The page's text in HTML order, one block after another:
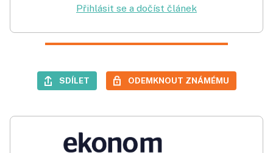
Přihlásit se a dočíst článek
SDÍLET ODEMKNOUT ZNÁMÉMU